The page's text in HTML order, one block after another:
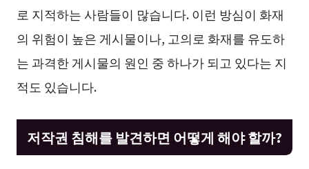
로 지적하는 사람들이 많습니다. 이런 방심이 화재
의 위험이 높은 게시물이나, 고의로 화재를 유도하
는 과격한 게시물의 원인 중 하나가 되고 있다는 지
적도 있습니다.
저작권 침해를 발견하면 어떻게 해야 할까?